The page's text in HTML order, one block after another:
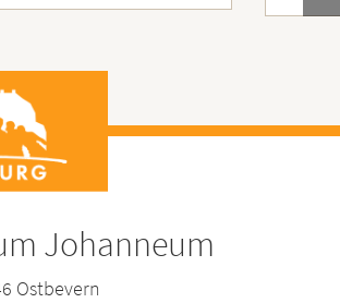
Johanneum
Ostbevern